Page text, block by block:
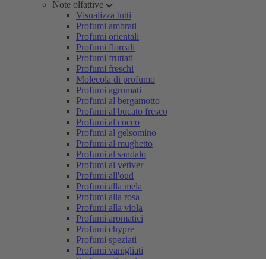
Note olfattive
Visualizza tutti
Profumi ambrati
Profumi orientali
Profumi floreali
Profumi fruttati
Profumi freschi
Molecola di profumo
Profumi agrumati
Profumi al bergamotto
Profumi al bucato fresco
Profumi al cocco
Profumi al gelsomino
Profumi al mughetto
Profumi al sandalo
Profumi al vetiver
Profumi all'oud
Profumi alla mela
Profumi alla rosa
Profumi alla viola
Profumi aromatici
Profumi chypre
Profumi speziati
Profumi vanigliati